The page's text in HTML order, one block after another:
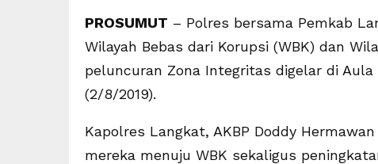
PROSUMUT – Polres bersama Pemkab
Wilayah Bebas dari Korupsi (WBK) dan
peluncuran Zona Integritas digelar di
(2/8/2019).
Kapolres Langkat, AKBP Doddy
mereka menuju WBK sekaligus